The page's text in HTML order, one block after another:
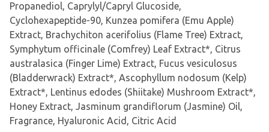
Propanediol, Caprylyl/Capryl Glucoside,
Cyclohexapeptide-90, Kunzea pomifera (Emu Apple)
Extract, Brachychiton acerifolius (Flame Tree) Extract,
Symphytum officinale (Comfrey) Leaf Extract*, Citrus
australasica (Finger Lime) Extract, Fucus vesiculosus
(Bladderwrack) Extract*, Ascophyllum nodosum (Kelp)
Extract*, Lentinus edodes (Shiitake) Mushroom Extract*,
Honey Extract, Jasminum grandiflorum (Jasmine) Oil,
Fragrance, Hyaluronic Acid, Citric Acid